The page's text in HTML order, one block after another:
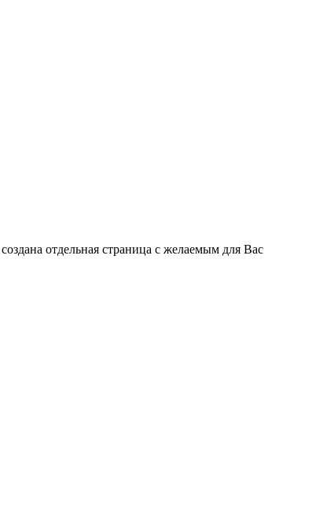
отдельная страница с желаемым для Вас